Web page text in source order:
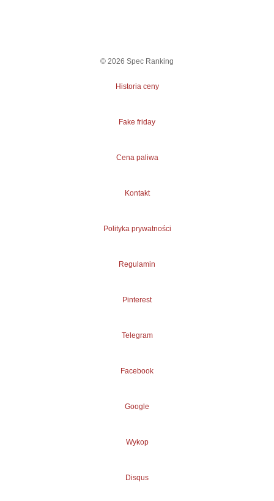
© 2026 Spec Ranking
Historia ceny
Fake friday
Cena paliwa
Kontakt
Polityka prywatności
Regulamin
Pinterest
Telegram
Facebook
Google
Wykop
Disqus